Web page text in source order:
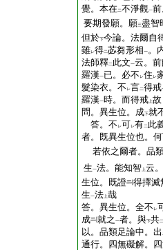
覺。本在二不淨觀一
要期發願。願三盡智
但於下今論。法爾自
雖レ得二苾芻形相一。
法師釋二 此文一云。
羅漢一已。必不 レ住 レ
髮染衣。不 レ言二得戒
羅漢一時。而得戒 上故
問。異生位。成下就
答。不 レ可レ有二 此
者。既異生位也。
若依之爾者。品
生一法。能知智 上云
生位。既證
得擇滅
生一法 上哉
答。異生位。全不 レ
成
就之 一者。與下共二
以。品類足論中。出
通行。四無礙解。